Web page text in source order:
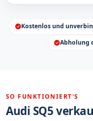
Kostenlos und
Abholung
SO FUNKTIONIERT'S
Audi SQ5